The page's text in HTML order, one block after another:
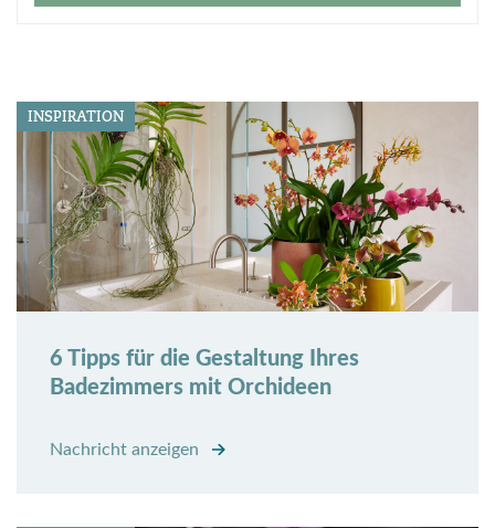
INSPIRATION
6 Tipps für die Gestaltung Ihres
Badezimmers mit Orchideen
Nachricht anzeigen